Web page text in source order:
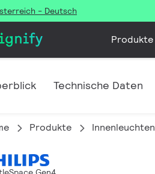
- Deutsch
Produkte
Technische Daten
Produkte Innenleuchten